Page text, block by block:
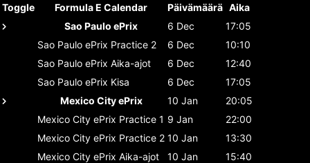
Toggle Formula E Calendar Päivämäärä Aika
Sao Paulo ePrix
6 Dec
17:05
Sao Paulo ePrix Practice 2 6 Dec
10:10
Sao Paulo ePrix Aika-ajot 6 Dec
12:40
Sao Paulo ePrix Kisa 6 Dec
17:05
Mexico City ePrix
10 Jan
20:05
Mexico City ePrix Practice 1 9 Jan
22:00
Mexico City ePrix Practice 2 10 Jan
13:30
Mexico City ePrix Aika-ajot 10 Jan
15:40